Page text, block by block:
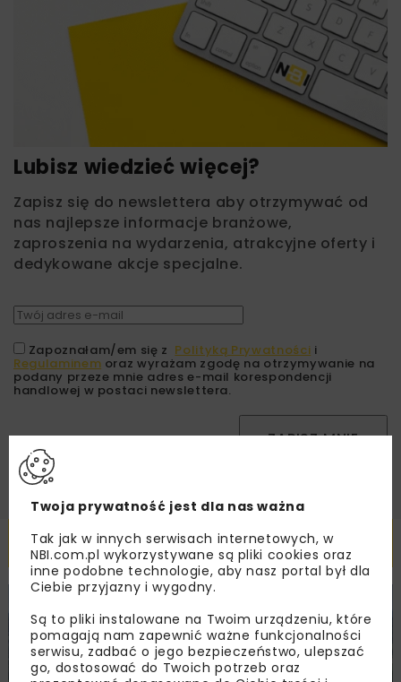
Lubisz wiedzieć więcej?
Zapisz się do newslettera aby otrzymywać od
nas najlepsze informacje branżowe,
zaproszenia na wydarzenia, atrakcyjne oferty i
dedykowane akcje specjalne.
Zapoznałam/em się z Polityką Prywatności i
Regulaminem oraz wyrażam zgodę na otrzymywanie na
podany przeze mnie adres e-mail korespondencji
handlowej w postaci newslettera.
ZAPISZ MNIE
Powiązane artykuły
Twoja prywatność jest dla nas ważna
Tak jak w innych serwisach internetowych, w
NBI.com.pl wykorzystywane są pliki cookies oraz
inne podobne technologie, aby nasz portal był dla
Ciebie przyjazny i wygodny.
Są to pliki instalowane na Twoim urządzeniu, które
pomagają nam zapewnić ważne funkcjonalności
serwisu, zadbać o jego bezpieczeństwo, ulepszać
go, dostosować do Twoich potrzeb oraz